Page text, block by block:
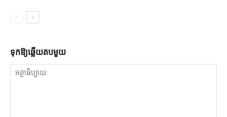
ទុក​ឱ្យ​ឆ្លើយ​តប​មួយ